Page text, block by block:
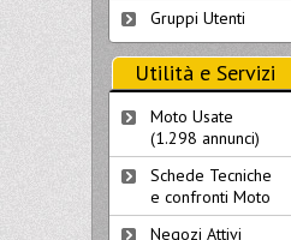
Gruppi Utenti
Utilità e Servizi
Moto Usate
(1.298 annunci)
Schede Tecniche
e confronti Moto
Negozi Attivi